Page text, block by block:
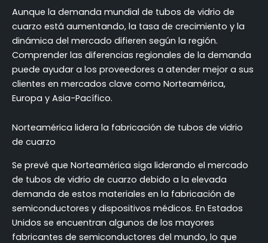
Aunque la demanda mundial de tubos de vidrio de
cuarzo está aumentando, la tasa de crecimiento y la
dinámica del mercado difieren según la región.
Comprender las diferencias regionales de la demanda
puede ayudar a los proveedores a atender mejor a sus
clientes en mercados clave como Norteamérica,
Europa y Asia-Pacífico.
Norteamérica lidera la fabricación de tubos de vidrio
de cuarzo
Se prevé que Norteamérica siga liderando el mercado
de tubos de vidrio de cuarzo debido a la elevada
demanda de estos materiales en la fabricación de
semiconductores y dispositivos médicos. En Estados
Unidos se encuentran algunos de los mayores
fabricantes de semiconductores del mundo, lo que